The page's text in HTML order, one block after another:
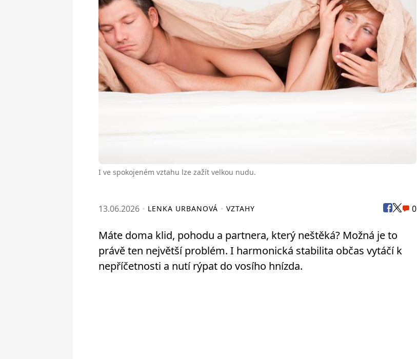
I ve spokojeném vztahu lze zažít velkou nudu.
13.06.2026 LENKA URBANOVÁ VZTAHY 0
Máte doma klid, pohodu a partnera, který neštěká? Možná je to
právě ten největší problém. I harmonická stabilita občas vytáčí k
nepříčetnosti a nutí rýpat do vosího hnízda.